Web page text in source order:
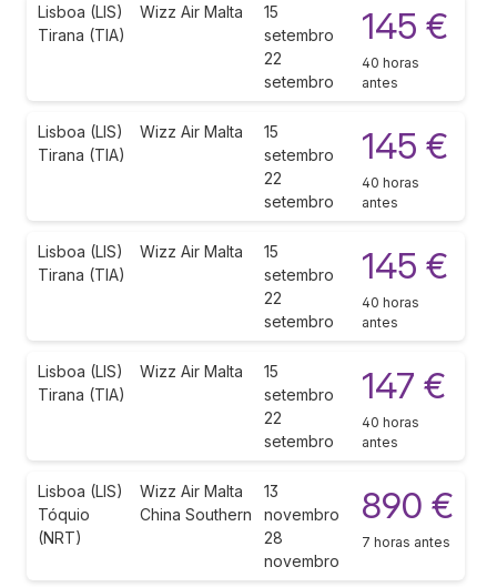
Lisboa (LIS)
Tirana (TIA)
Wizz Air Malta
15
setembro
22
setembro
145 €
40 horas
antes
Lisboa (LIS)
Tirana (TIA)
Wizz Air Malta
15
setembro
22
setembro
145 €
40 horas
antes
Lisboa (LIS)
Tirana (TIA)
Wizz Air Malta
15
setembro
22
setembro
145 €
40 horas
antes
Lisboa (LIS)
Tirana (TIA)
Wizz Air Malta
15
setembro
22
setembro
147 €
40 horas
antes
Lisboa (LIS)
Tóquio
(NRT)
Wizz Air Malta
China Southern
13
novembro
28
novembro
890 €
7 horas antes